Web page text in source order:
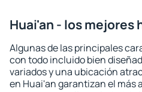
Huai'an - los mejores
Algunas de las principales
con todo incluido bien
variados y una ubicación
en Huai'an garantizan el más